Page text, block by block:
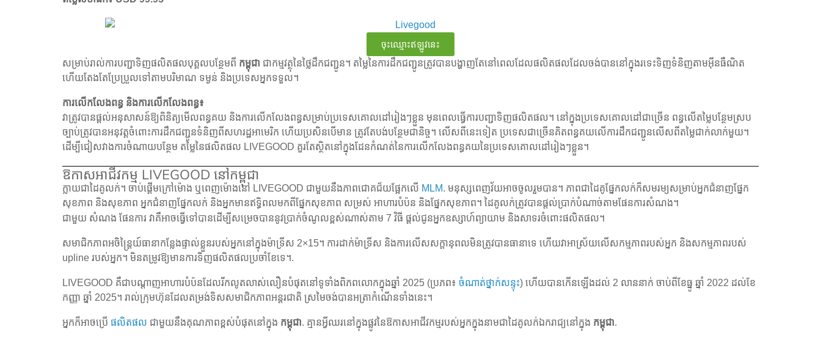
ចុះឈ្មោះឥឡូវនេះ
សម្រាប់រាល់ការបញ្ជាទិញផលិតផលបុគ្គលបន្ថែមពី កម្ពុជា ជាកម្មវត្ថុនៃថ្លៃដឹកជញ្ជូន។ តម្លៃនៃការដឹកជញ្ជូនត្រូវបានបង្ហាញតែនៅពេលដែលផលិតផលដែលចង់បាននៅក្នុងរទេះទិញទំនិញតាមអ៊ីនធឺណិត
ហើយតែងតែប្រែប្រួលទៅតាមបរិមាណ ទម្ងន់ និងប្រទេសអ្នកទទួល។
ការលើកលែងពន្ធ និងការលើកលែងពន្ធ៖
វាត្រូវបានផ្ដល់អនុសាសន៍ឱ្យពិនិត្យមើលពន្ធគយ និងការលើកលែងពន្ធសម្រាប់ប្រទេសគោលដៅរៀងៗខ្លួន មុនពេលធ្វើការបញ្ជាទិញផលិតផល។ នៅក្នុងប្រទេសគោលដៅជាច្រើន ពន្ធលើតម្លៃបន្ថែមស្រប
ច្បាប់ត្រូវបានអនុវត្តចំពោះការដឹកជញ្ជូនទំនិញពីសហរដ្ឋអាមេរិក ហើយប្រសិនបើមាន ត្រូវតែបង់បន្ថែមជានិច្ច។ លើសពីនេះទៀត ប្រទេសជាច្រើនគិតពន្ធគយលើការដឹកជញ្ជូនលើសពីតម្លៃជាក់លាក់មួយ។
ដើម្បីជៀសវាងការចំណាយបន្ថែម តម្លៃនៃផលិតផល LIVEGOOD គួរតែស្ថិតនៅក្នុងដែនកំណត់នៃការលើកលែងពន្ធគយនៃប្រទេសគោលដៅរៀងៗខ្លួន។
ឱកាសអាជីវកម្ម LIVEGOOD នៅកម្ពុជា
ក្លាយជាដៃគូលក់។ ចាប់ផ្តើមក្រៅម៉ោង ឬពេញម៉ោងនៅ LIVEGOOD ជាមួយនឹងភាពជោគជ័យផ្អែកលើ MLM. មនុស្សពេញវ័យអាចចូលរួមបាន។ ភាពជាដៃគូផ្នែកលក់ក៏សមរម្យសម្រាប់អ្នកជំនាញផ្នែក
សុខភាព និងសុខភាព អ្នកជំនាញផ្នែកលក់ និងអ្នកមានឥទ្ធិពលមកពីផ្នែកសុខភាព សម្រស់ អាហារបំប៉ន និងផ្នែកសុខភាព។ ដៃគូលក់ត្រូវបានផ្តល់ប្រាក់បំណាច់តាមផែនការសំណង។
ជាមួយ សំណង ផែនការ វាគឺអាចធ្វើទៅបានដើម្បីសម្រេចបាននូវប្រាក់ចំណូលខ្ពស់ណាស់តាម 7 វិធី ផ្តល់ជូនអ្នកឧស្សាហ៍ព្យាយាម និងសាទរចំពោះផលិតផល។
សមាជិកភាពអចិន្ត្រៃយ៍ធានាកន្លែងផ្ទាល់ខ្លួនរបស់អ្នកនៅក្នុងម៉ាទ្រីស 2×15។ ការដាក់ម៉ាទ្រីស និងការលើសសក្តានុពលមិនត្រូវបានធានាទេ ហើយវាអាស្រ័យលើសកម្មភាពរបស់អ្នក និងសកម្មភាពរបស់
upline របស់អ្នក។ មិនតម្រូវឱ្យមានការទិញផលិតផលប្រចាំខែទេ។.
LIVEGOOD គឺជាបណ្តាញអាហារបំប៉នដែលរីកលូតលាស់លឿនបំផុតនៅទូទាំងពិភពលោកក្នុងឆ្នាំ 2025 (ប្រភព៖ ចំណាត់ថ្នាក់សន្ទុះ) ហើយបានកើនឡើងដល់ 2 លាននាក់ ចាប់ពីខែធ្នូ ឆ្នាំ 2022 ដល់ខែ
កញ្ញា ឆ្នាំ 2025។ រាល់ក្រុមហ៊ុនដែលតម្រង់ទិសសមាជិកភាពអន្តរជាតិ ស្រមៃចង់បានអត្រាកំណើនទាំងនេះ។
អ្នកក៏អាចប្រើ ផលិតផល ជាមួយនឹងគុណភាពខ្ពស់បំផុតនៅក្នុង កម្ពុជា. គ្មានអ្វីឈរនៅក្នុងផ្លូវនៃឱកាសអាជីវកម្មរបស់អ្នកក្នុងនាមជាដៃគូលក់ឯករាជ្យនៅក្នុង កម្ពុជា.